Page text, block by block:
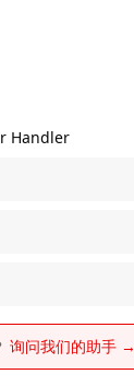
Handler
询问我们的助手 →